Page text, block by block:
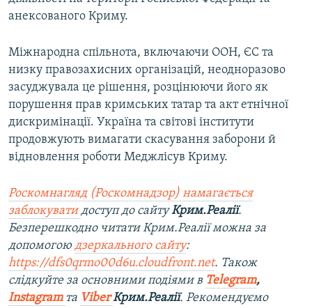
анексованого Криму.
Міжнародна спільнота, включаючи ООН, ЄС та
низку правозахисних організацій, неодноразово
засуджувала це рішення, розцінюючи його як
порушення прав кримських татар та акт етнічної
дискримінації. Україна та світові інститути
продовжують вимагати скасування заборони й
відновлення роботи Меджлісув Криму.
Роскомнагляд (Роскомнадзор) намагається
заблокувати доступ до сайтуКрим.Реалії.
Безперешкодно читати Крим.Реалії можна за
допомогою дзеркального сайту:
https://dfs0qrmo00d6u.cloudfront.net. Також
слідкуйте за основними подіями в Telegram,
Instagram та Viber Крим.Реалії. Рекомендуємо